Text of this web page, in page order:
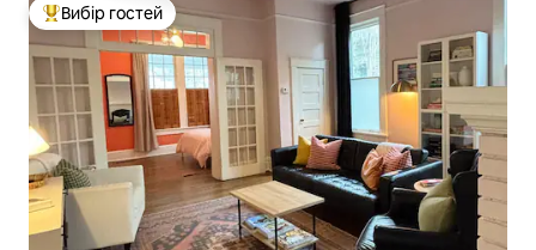
Топ вибір гостей
Вибір гостей